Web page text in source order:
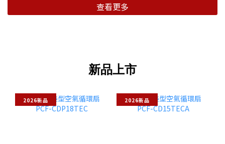
查看更多
新品上市
2026新品 2026新品